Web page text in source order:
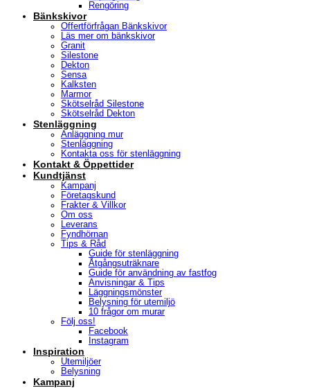
Rengöring
Bänkskivor
Offertförfrågan Bänkskivor
Läs mer om bänkskivor
Granit
Silestone
Dekton
Sensa
Kalksten
Marmor
Skötselråd Silestone
Skötselråd Dekton
Stenläggning
Anläggning mur
Stenläggning
Kontakta oss för stenläggning
Kontakt & Öppettider
Kundtjänst
Kampanj
Företagskund
Frakter & Villkor
Om oss
Leverans
Fyndhörnan
Tips & Råd
Guide för stenläggning
Åtgångsuträknare
Guide för användning av fastfog
Anvisningar & Tips
Läggningsmönster
Belysning för utemiljö
10 frågor om murar
Följ oss!
Facebook
Instagram
Inspiration
Utemiljöer
Belysning
Kampanj